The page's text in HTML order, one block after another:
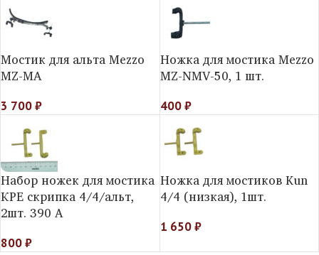
Мостик для альта Mezzo
MZ-MA
3 700₽
Ножка для мостика Mezzo
MZ-NMV-50, 1 шт.
400₽
Набор ножек для мостика
КPE скрипка 4/4/альт,
2шт. 390 A
800₽
Ножка для мостиков Kun
4/4 (низкая), 1шт.
1 650₽